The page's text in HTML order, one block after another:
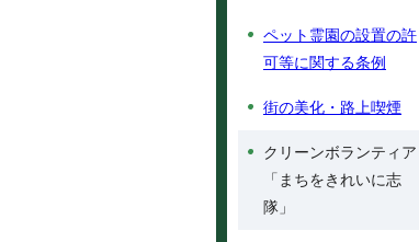
ペット霊園の設置の許
可等に関する条例
街の美化・路上喫煙
クリーンボランティア
「まちをきれいに志
隊」